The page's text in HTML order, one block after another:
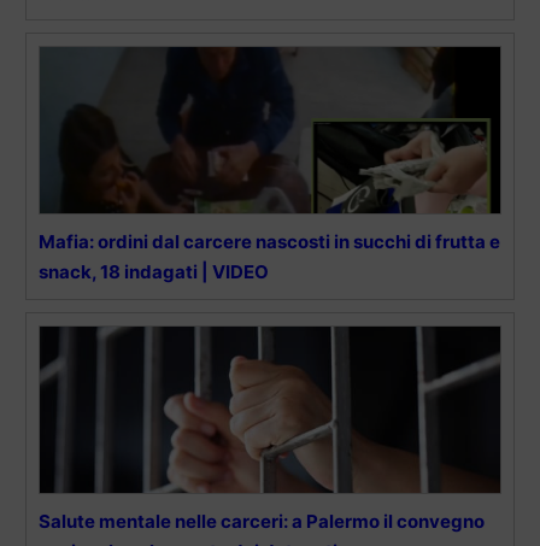
Mafia: ordini dal carcere nascosti in succhi di frutta e
snack, 18 indagati | VIDEO
Salute mentale nelle carceri: a Palermo il convegno